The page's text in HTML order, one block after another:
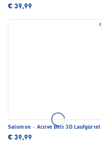
€ 39,99
Salomon · Active Belt 3D Laufgürtel
€ 39,99